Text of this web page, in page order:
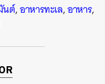
ต์,อาหารทะเล,อาหาร,